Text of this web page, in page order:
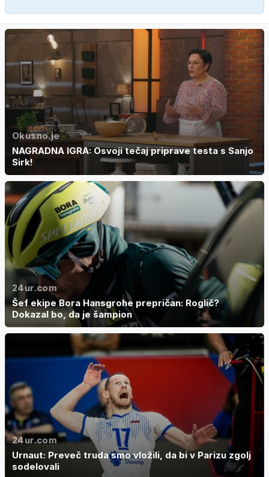
Okusno.je
NAGRADNA IGRA: Osvoji tečaj priprave testa s Sanjo
Sirk!
24ur.com
Šef ekipe Bora Hansgrohe prepričan: Roglič?
Dokazal bo, da je šampion
24ur.com
Urnaut: Preveč truda smo vložili, da bi v Parizu zgolj
sodelovali